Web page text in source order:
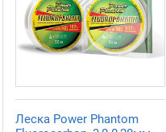
Леска Power Phantom